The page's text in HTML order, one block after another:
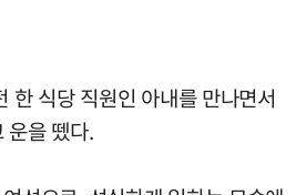
한 식당 직원인 아내를 만나면서
운을 뗐다.